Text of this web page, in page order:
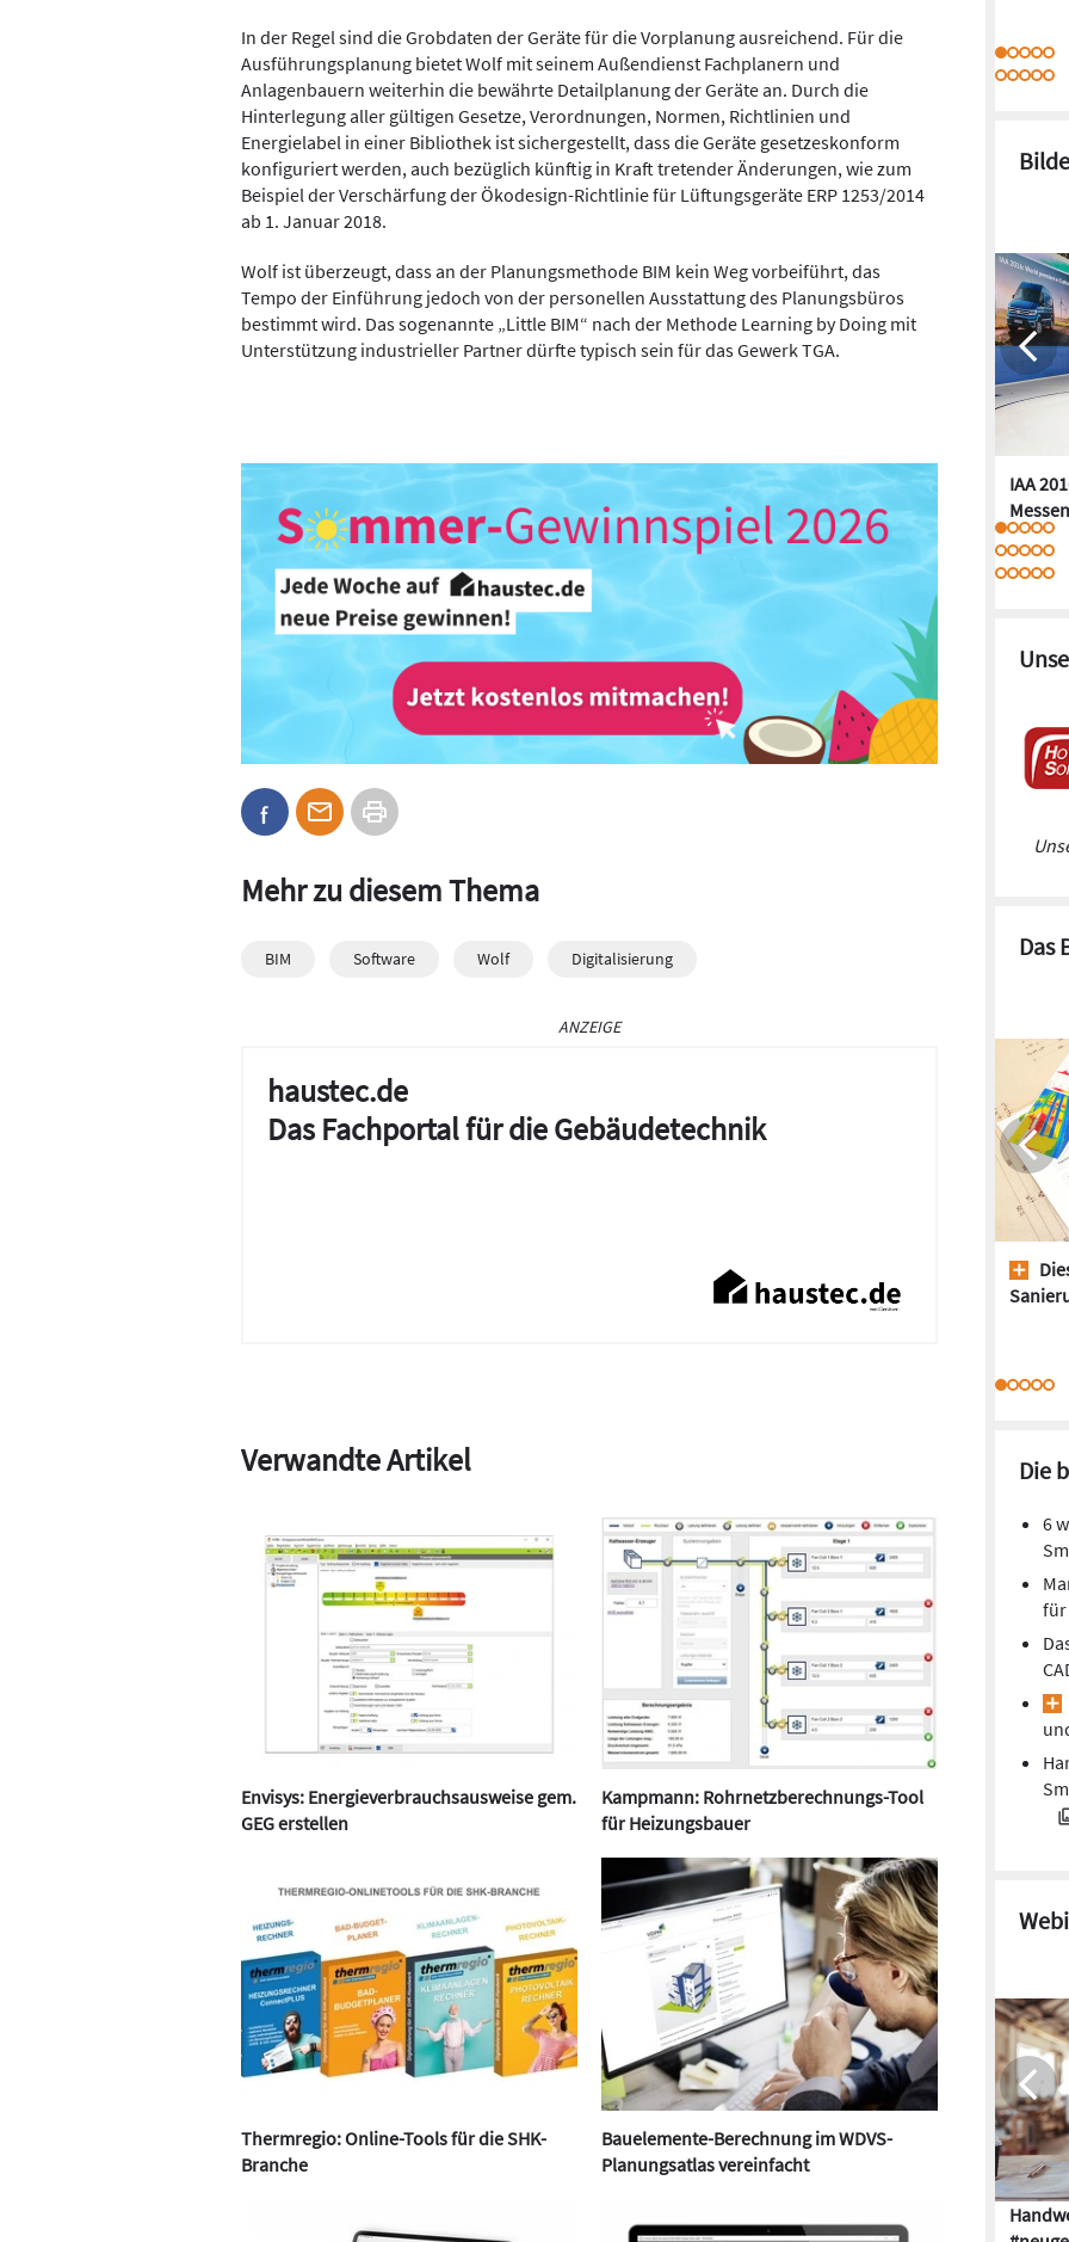
In der Regel sind die Grobdaten der Geräte für die Vorplanung ausreichend. Für die
Ausführungsplanung bietet Wolf mit seinem Außendienst Fachplanern und
Anlagenbauern weiterhin die bewährte Detailplanung der Geräte an. Durch die
Hinterlegung aller gültigen Gesetze, Verordnungen, Normen, Richtlinien und
Energielabel in einer Bibliothek ist sichergestellt, dass die Geräte gesetzeskonform
konfiguriert werden, auch bezüglich künftig in Kraft tretender Änderungen, wie zum
Beispiel der Verschärfung der Ökodesign-Richtlinie für Lüftungsgeräte ERP 1253/2014
ab 1. Januar 2018.
Wolf ist überzeugt, dass an der Planungsmethode BIM kein Weg vorbeiführt, das
Tempo der Einführung jedoch von der personellen Ausstattung des Planungsbüros
bestimmt wird. Das sogenannte „Little BIM“ nach der Methode Learning by Doing mit
Unterstützung industrieller Partner dürfte typisch sein für das Gewerk TGA.
Mehr zu diesem Thema
BIM Software Wolf Digitalisierung
ANZEIGE
haustec.de
Das Fachportal für die Gebäudetechnik
Verwandte Artikel
Envisys: Energieverbrauchsausweise gem.
GEG erstellen
Kampmann: Rohrnetzberechnungs-Tool
für Heizungsbauer
Thermregio: Online-Tools für die SHK-
Branche
Bauelemente-Berechnung im WDVS-
Planungsatlas vereinfacht
IAA
Das
Die
6
für